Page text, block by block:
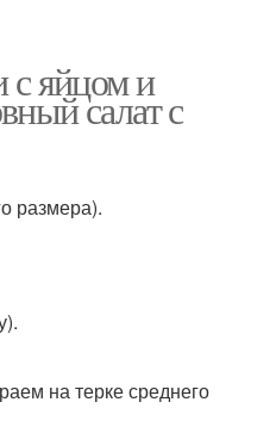
с яйцом и
салат с
размера).
на терке среднего